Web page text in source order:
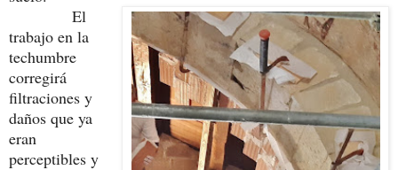
El
trabajo en la
techumbre
corregirá
filtraciones y
daños que ya
eran
perceptibles y